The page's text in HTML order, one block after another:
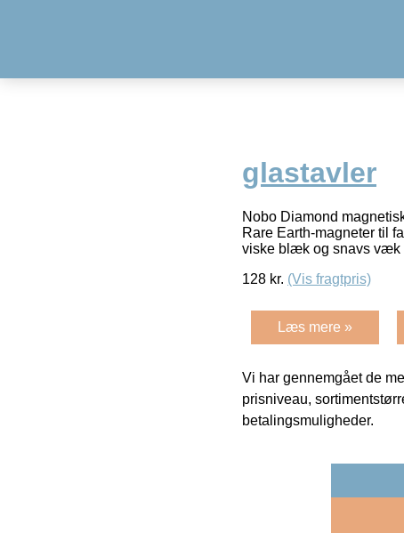
glastavler
Nobo Diamond
Rare Earth-magneter til
viske blæk og snavs væk
128 kr. (Vis fragtpris)
Læs mere »
Vi har gennemgået de
prisniveau,
betalingsmuligheder.